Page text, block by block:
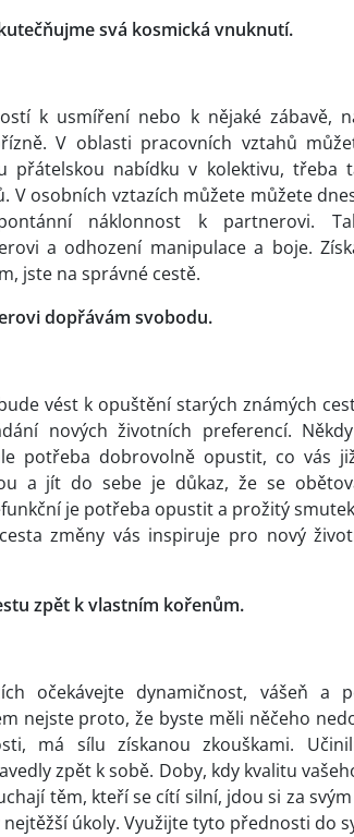
svá kosmická vnuknutí.
k usmíření nebo k nějaké zábavě,
V oblasti pracovních vztahů
přátelskou nabídku v kolektivu, třeba
V osobních vztazích můžete můžete
náklonnost k partnerovi.
a odhození manipulace a boje.
jste na správné cestě.
dopřávám svobodu.
vést k opuštění starých známých
nových životních preferencí.
potřeba dobrovolně opustit, co vás
a jít do sebe je důkaz, že se
je potřeba opustit a prožitý
změny vás inspiruje pro nový
zpět k vlastním kořenům.
očekávejte dynamičnost, vášeň a
nejste proto, že byste měli něčeho
má sílu získanou zkouškami.
zpět k sobě. Doby, kdy kvalitu
těm, kteří se cítí silní, jdou si za
úkoly. Využijte tyto přednosti do